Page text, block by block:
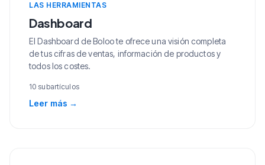
LAS HERRAMIENTAS
Dashboard
El Dashboard de Boloo te ofrece una visión completa
de tus cifras de ventas, información de productos y
todos los costes.
10 subartículos
Leer más →